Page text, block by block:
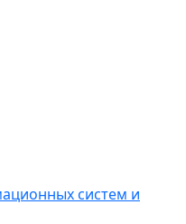
систем и